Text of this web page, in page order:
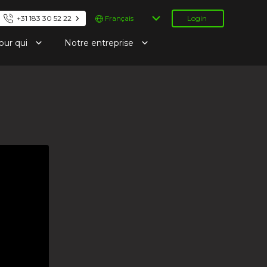
+31 183 30 52 22
Choisir
une
Login
qui Notre entreprise